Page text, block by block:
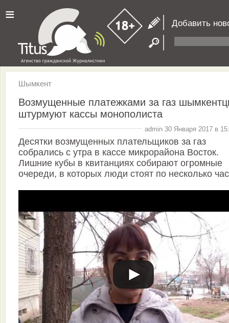
≡ Добавить
Шымкент
Возмущенные платежками за газ
штурмуют кассы монополиста
admin 30 Января 2017 в
Десятки возмущенных плательщиков за газ
собрались с утра в кассе микрорайона Восток.
Лишние кубы в квитанциях собирают огромные
очереди, в которых люди стоят по несколько